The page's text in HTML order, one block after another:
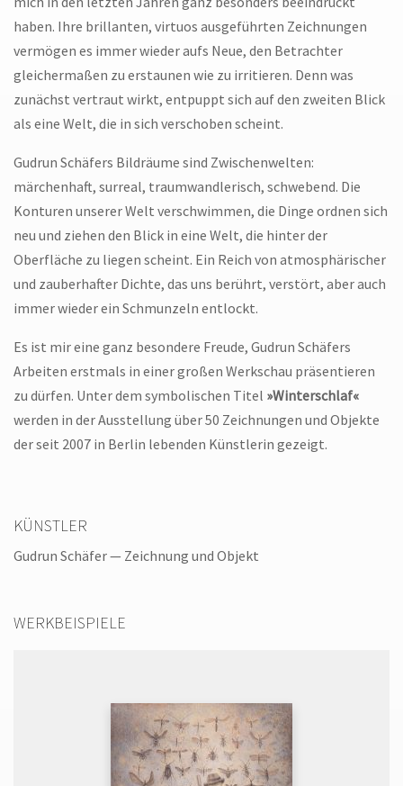
haben. Ihre brillanten, virtuos ausgeführten Zeichnungen
vermögen es immer wieder aufs Neue, den Betrachter
gleichermaßen zu erstaunen wie zu irritieren. Denn was
zunächst vertraut wirkt, entpuppt sich auf den zweiten Blick
als eine Welt, die in sich verschoben scheint.
Gudrun Schäfers Bildräume sind Zwischenwelten:
märchenhaft, surreal, traumwandlerisch, schwebend. Die
Konturen unserer Welt verschwimmen, die Dinge ordnen sich
neu und ziehen den Blick in eine Welt, die hinter der
Oberfläche zu liegen scheint. Ein Reich von atmosphärischer
und zauberhafter Dichte, das uns berührt, verstört, aber auch
immer wieder ein Schmunzeln entlockt.
Es ist mir eine ganz besondere Freude, Gudrun Schäfers
Arbeiten erstmals in einer großen Werkschau präsentieren
zu dürfen. Unter dem symbolischen Titel »Winterschlaf«
werden in der Ausstellung über 50 Zeichnungen und Objekte
der seit 2007 in Berlin lebenden Künstlerin gezeigt.
KÜNSTLER
Gudrun Schäfer— Zeichnung und Objekt
WERKBEISPIELE